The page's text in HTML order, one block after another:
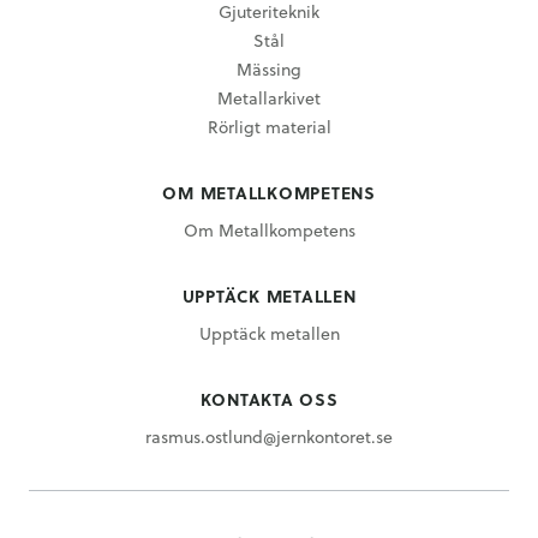
Gjuteriteknik
Stål
Mässing
Metallarkivet
Rörligt material
OM METALLKOMPETENS
Om Metallkompetens
UPPTÄCK METALLEN
Upptäck metallen
KONTAKTA OSS
rasmus.ostlund@jernkontoret.se